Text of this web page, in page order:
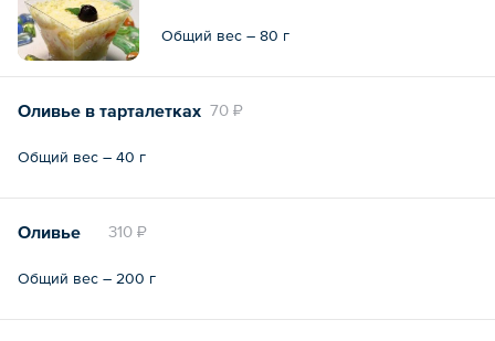
Общий вес – 80 г
70 ₽
Оливье в тарталетках
Общий вес – 40 г
310 ₽
Оливье
Общий вес – 200 г